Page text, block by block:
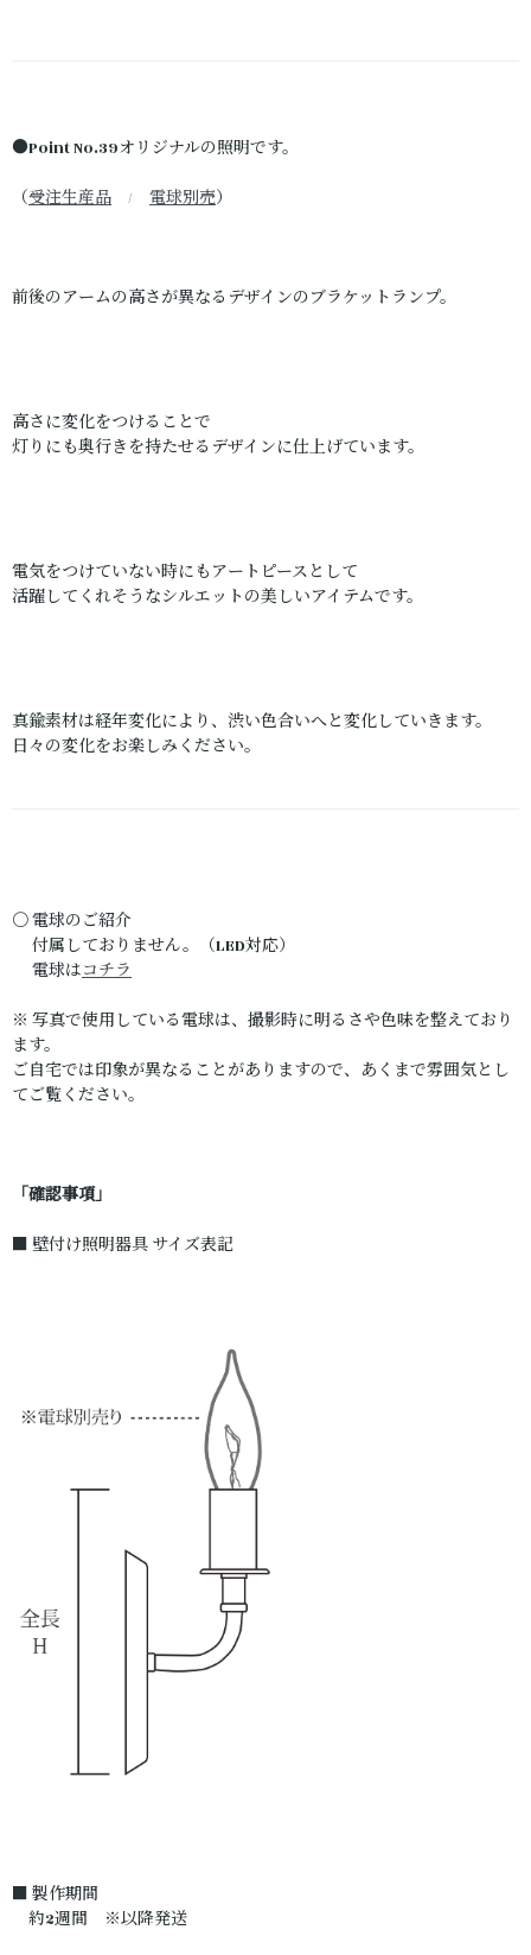
●Point No.39オリジナルの照明です。
（受注生産品 / 電球別売）
前後のアームの高さが異なるデザインのブラケットランプ。
高さに変化をつけることで
灯りにも奥行きを持たせるデザインに仕上げています。
電気をつけていない時にもアートピースとして
活躍してくれそうなシルエットの美しいアイテムです。
真鍮素材は経年変化により、渋い色合いへと変化していきます。
日々の変化をお楽しみください。
〇 電球のご紹介
付属しておりません。（LED対応）
電球はコチラ
※ 写真で使用している電球は、撮影時に明るさや色味を整えており
ます。
ご自宅では印象が異なることがありますので、あくまで雰囲気とし
てご覧ください。
「確認事項」
■ 壁付け照明器具 サイズ表記
■ 製作期間
約2週間 ※以降発送